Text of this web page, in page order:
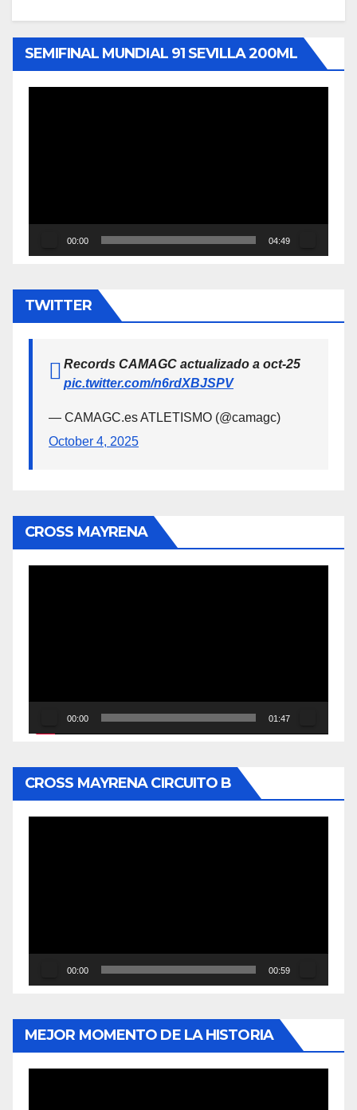
SEMIFINAL MUNDIAL 91 SEVILLA 200ML
00:00 04:49
TWITTER
Records CAMAGC actualizado a oct-25
pic.twitter.com/n6rdXBJSPV
— CAMAGC.es ATLETISMO (@camagc)
October 4, 2025
CROSS MAYRENA
00:00 01:47
CROSS MAYRENA CIRCUITO B
00:00 00:59
MEJOR MOMENTO DE LA HISTORIA